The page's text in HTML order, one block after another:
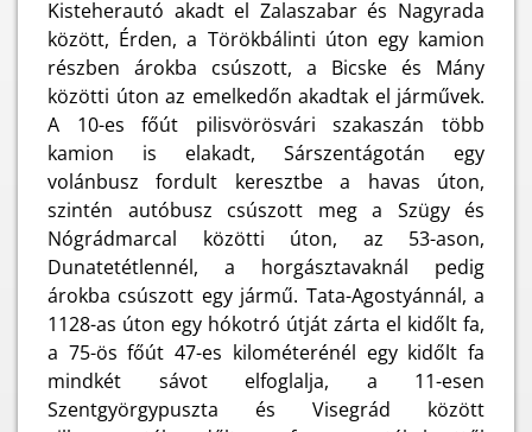
Kisteherautó akadt el Zalaszabar és Nagyrada
között, Érden, a Törökbálinti úton egy kamion
részben árokba csúszott, a Bicske és Mány
közötti úton az emelkedőn akadtak el járművek.
A 10-es főút pilisvörösvári szakaszán több
kamion is elakadt, Sárszentágotán egy
volánbusz fordult keresztbe a havas úton,
szintén autóbusz csúszott meg a Szügy és
Nógrádmarcal közötti úton, az 53-ason,
Dunatetétlennél, a horgásztavaknál pedig
árokba csúszott egy jármű. Tata-Agostyánnál, a
1128-as úton egy hókotró útját zárta el kidőlt fa,
a 75-ös főút 47-es kilométerénél egy kidőlt fa
mindkét sávot elfoglalja, a 11-esen
Szentgyörgypuszta és Visegrád között